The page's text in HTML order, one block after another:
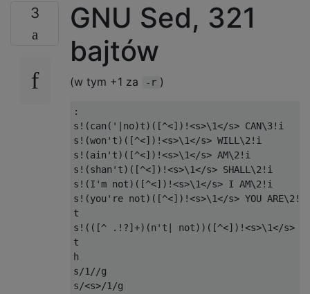
3
GNU Sed, 321
bajtów
(w tym +1 za -r )
:
s !(can ( '|no)t)([^<])!<s>\1</s> CAN\3!i
s!(won' t)([^<])!<s>\1</s> WILL\2 ! i
s !(ain 't)([^<])!<s>\1</s> AM\2!i
s!(shan' t)([^<])!<s>\1</s> SHALL\2 ! i
s !(I 'm not)([^<])!<s>\1</s> I AM\2!i
s!(you' re not)([^<])!<s>\1</s> YOU ARE\2 !
t
s !(([^ .!?]+)(n 't| not))([^<])!<s>\1</s>
t
h
s/1//g
s/<s>/1/g